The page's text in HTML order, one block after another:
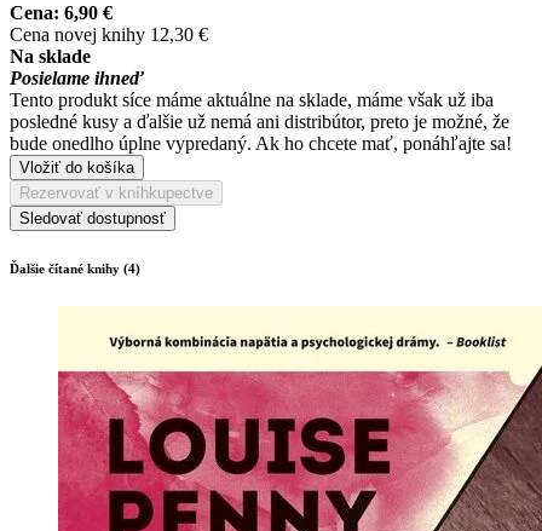
Cena: 6,90 €
Cena novej knihy 12,30 €
Na sklade
Posielame ihneď
Tento produkt síce máme aktuálne na sklade, máme však už iba
posledné kusy a ďalšie už nemá ani distribútor, preto je možné, že
bude onedlho úplne vypredaný. Ak ho chcete mať, ponáhľajte sa!
Vložiť do košíka
Rezervovať v kníhkupectve
Sledovať dostupnosť
Ďalšie čítané knihy (4)